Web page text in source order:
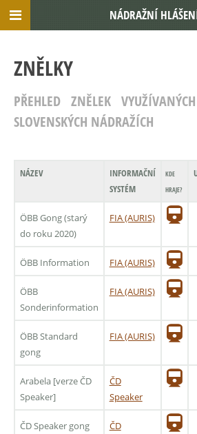
ZNĚLKY
PŘEHLED ZNĚLEK
SLOVENSKÝCH NÁDRAŽÍCH
NÁZEV
INFORMAČNÍ
SYSTÉM
KDE
HRAJE?
ÖBB Gong (starý
do roku 2020)
FIA (AURIS)
ÖBB Information FIA (AURIS)
ÖBB
Sonderinformation
FIA (AURIS)
ÖBB Standard
gong
FIA (AURIS)
Arabela [verze ČD
Speaker]
ČD
Speaker
ČD Speaker gong
ČD
NÁDRAŽNÍ